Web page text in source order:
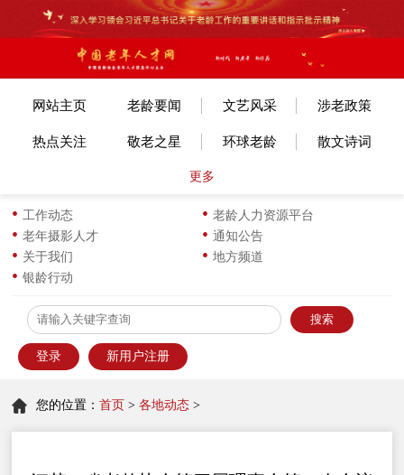
网站主页 老龄要闻 文艺风采 涉老政策
热点关注 敬老之星 环球老龄 散文诗词
各地动态 小说传记
生活新知 服饰服装
为老服务
更多
工作动态
老龄人力资源平台
老年摄影人才
通知公告
关于我们
地方频道
银龄行动
登录 新用户注册
您的位置：首页 >各地动态 >